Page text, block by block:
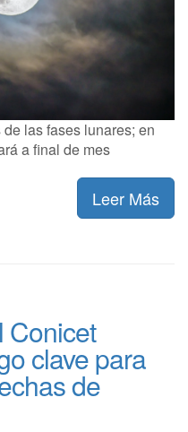
las fases lunares; en
a final de mes
Leer Más
Conicet
clave para
de